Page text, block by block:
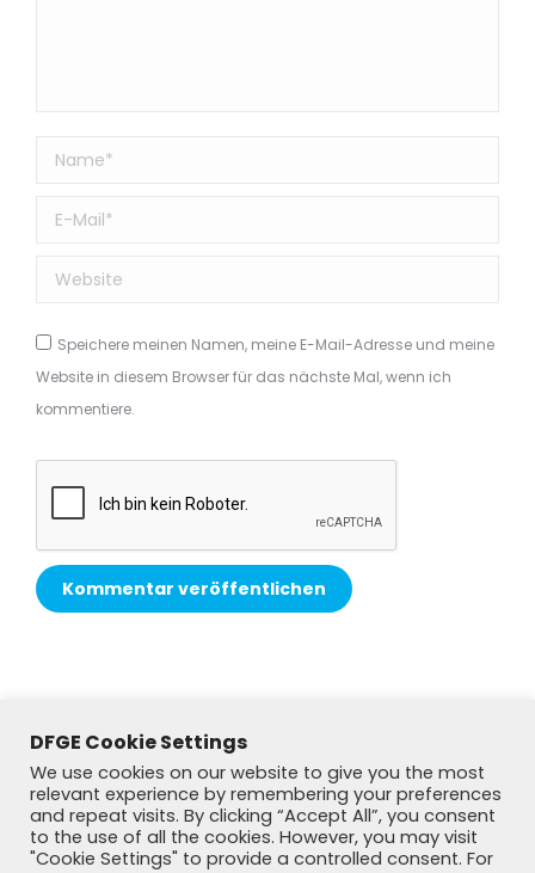
Name *
E-Mail *
Website
Speichere meinen Namen, meine E-Mail-Adresse und meine
Website in diesem Browser für das nächste Mal, wenn ich
kommentiere.
Kommentar veröffentlichen
DFGE Cookie Settings
We use cookies on our website to give you the most
relevant experience by remembering your preferences
and repeat visits. By clicking “Accept All”, you consent
to the use of all the cookies. However, you may visit
"Cookie Settings" to provide a controlled consent. For